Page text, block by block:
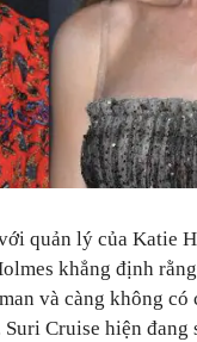
quản lý của Katie
khẳng định
và càng không có
Cruise hiện đang